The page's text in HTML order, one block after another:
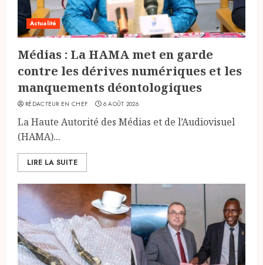
Actualité
Médias : La HAMA met en garde
contre les dérives numériques et les
manquements déontologiques
RÉDACTEUR EN CHEF 6 AOÛT 2026
La Haute Autorité des Médias et de l’Audiovisuel
(HAMA)...
LIRE LA SUITE